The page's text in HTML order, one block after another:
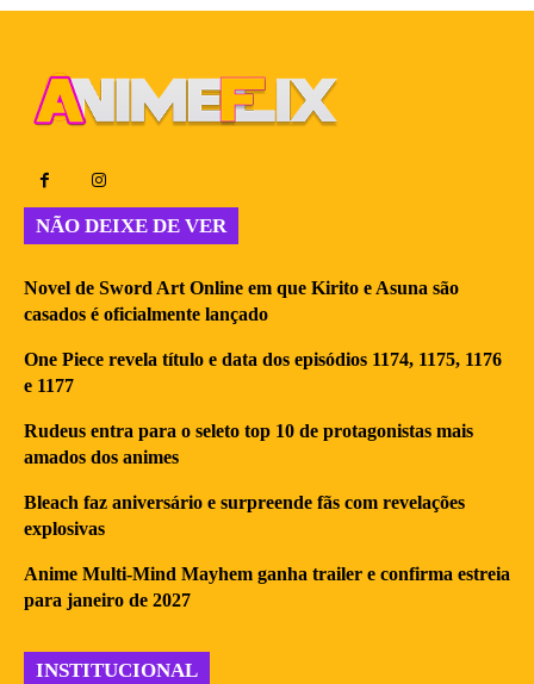
NÃO DEIXE DE VER
Novel de Sword Art Online em que Kirito e Asuna são
casados é oficialmente lançado
One Piece revela título e data dos episódios 1174, 1175, 1176
e 1177
Rudeus entra para o seleto top 10 de protagonistas mais
amados dos animes
Bleach faz aniversário e surpreende fãs com revelações
explosivas
Anime Multi-Mind Mayhem ganha trailer e confirma estreia
para janeiro de 2027
INSTITUCIONAL